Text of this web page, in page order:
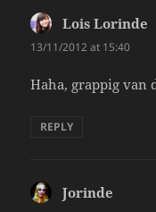
Lois Lorinde
13/11/2012 at 15:40
Haha, grappig van
REPLY
Jorinde